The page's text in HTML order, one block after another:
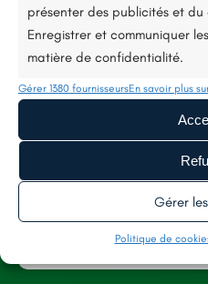
présenter des publicités et du
Enregistrer et communiquer
matière de confidentialité.
Gérer 1380 fournisseursEn savoir plus
Gérer
Politique de
Tél. :02
TOITURE
FAÇADE
ISOLATION